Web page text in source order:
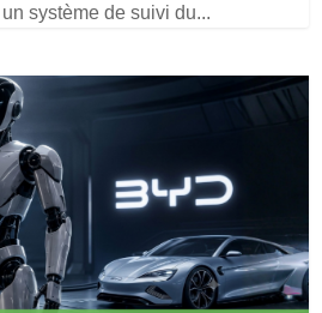
système de suivi du...